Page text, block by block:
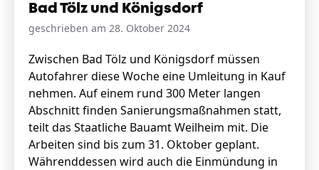
Bad Tölz und Königsdorf
geschrieben am 28. Oktober 2024
Zwischen Bad Tölz und Königsdorf müssen
Autofahrer diese Woche eine Umleitung in Kauf
nehmen. Auf einem rund 300 Meter langen
Abschnitt finden Sanierungsmaßnahmen statt,
teilt das Staatliche Bauamt Weilheim mit. Die
Arbeiten sind bis zum 31. Oktober geplant.
Währenddessen wird auch die Einmündung in